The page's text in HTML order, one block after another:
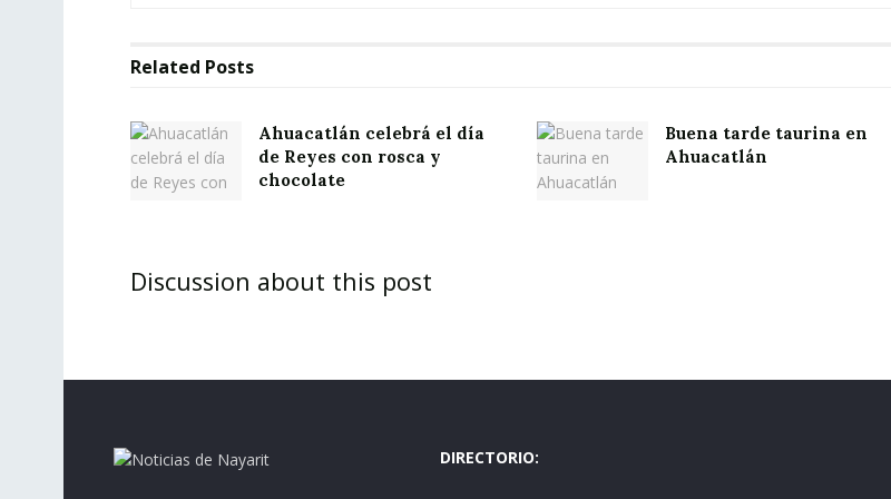
Related Posts
Ahuacatlán celebrá el día
de Reyes con rosca y
chocolate
Buena tarde taurina en
Ahuacatlán
Discussion about this post
DIRECTORIO: